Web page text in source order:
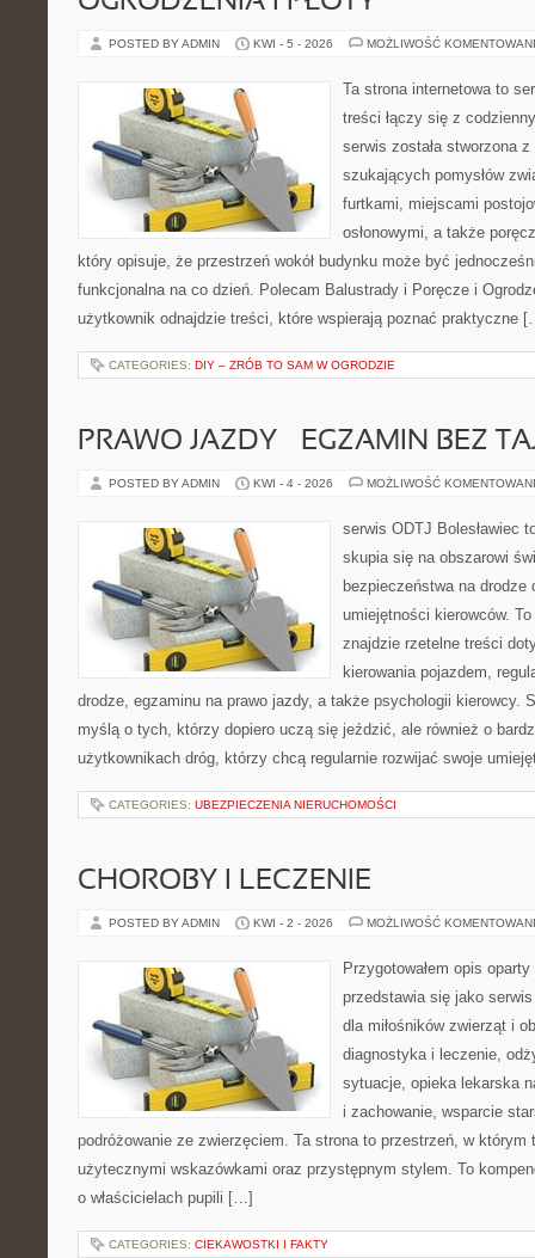
POSTED BY ADMIN KWI - 5 - 2026 MOŻLIWOŚĆ
Ta strona internetowa to
treści łączy się z
serwis została stworzona
szukających pomysłów
furtkami, miejscami
osłonowymi, a także
który opisuje, że przestrzeń wokół budynku może być
funkcjonalna na co dzień. Polecam Balustrady i Poręcze i
użytkownik odnajdzie treści, które wspierają poznać praktyczne
CATEGORIES: DIY – ZRÓB TO SAM W OGRODZIE
PRAWO JAZDY – EGZAMIN BEZ
POSTED BY ADMIN KWI - 4 - 2026 MOŻLIWOŚĆ
serwis ODTJ Bolesławiec
skupia się na obszarowi
bezpieczeństwa na drodze
umiejętności kierowców.
znajdzie rzetelne treści
kierowania pojazdem,
drodze, egzaminu na prawo jazdy, a także psychologii kierowcy.
myślą o tych, którzy dopiero uczą się jeździć, ale również o
użytkownikach dróg, którzy chcą regularnie rozwijać swoje
CATEGORIES: UBEZPIECZENIA NIERUCHOMOŚCI
CHOROBY I LECZENIE
POSTED BY ADMIN KWI - 2 - 2026 MOŻLIWOŚĆ
Przygotowałem opis
przedstawia się jako
dla miłośników zwierząt i
diagnostyka i leczenie,
sytuacje, opieka lekarska
i zachowanie, wsparcie
podróżowanie ze zwierzęciem. Ta strona to przestrzeń, w
użytecznymi wskazówkami oraz przystępnym stylem. To
o właścicielach pupili […]
CATEGORIES: CIEKAWOSTKI I FAKTY